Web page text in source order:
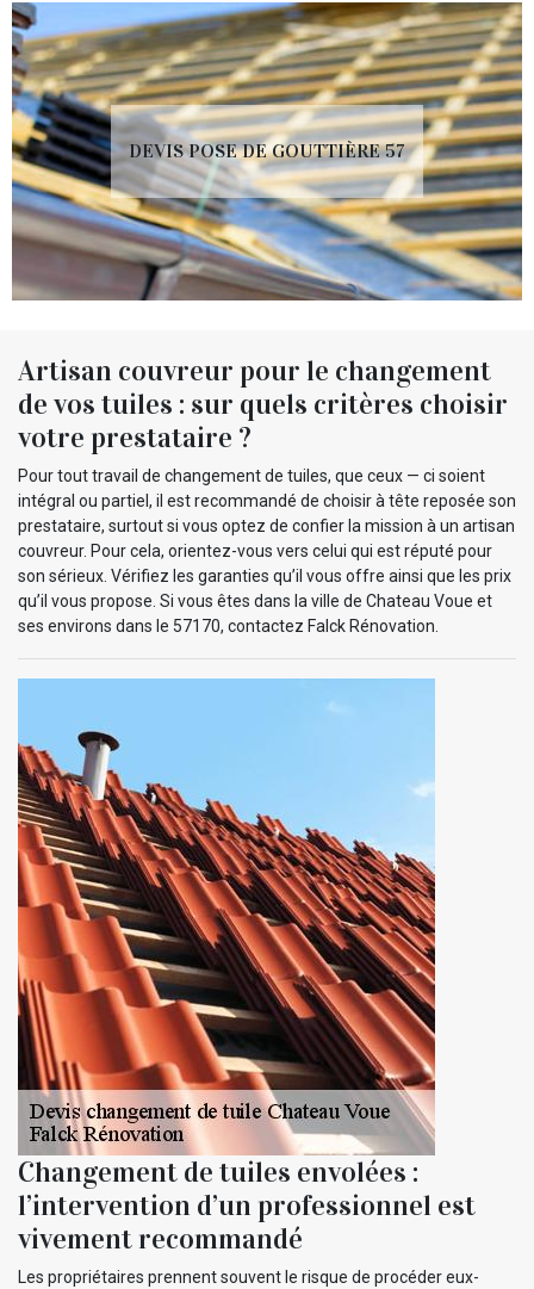
DEVIS POSE DE GOUTTIÈRE 57
Artisan couvreur pour le changement
de vos tuiles : sur quels critères choisir
votre prestataire ?
Pour tout travail de changement de tuiles, que ceux — ci soient
intégral ou partiel, il est recommandé de choisir à tête reposée son
prestataire, surtout si vous optez de confier la mission à un artisan
couvreur. Pour cela, orientez-vous vers celui qui est réputé pour
son sérieux. Vérifiez les garanties qu’il vous offre ainsi que les prix
qu’il vous propose. Si vous êtes dans la ville de Chateau Voue et
ses environs dans le 57170, contactez Falck Rénovation.
Changement de tuiles envolées :
l’intervention d’un professionnel est
vivement recommandé
Les propriétaires prennent souvent le risque de procéder eux-